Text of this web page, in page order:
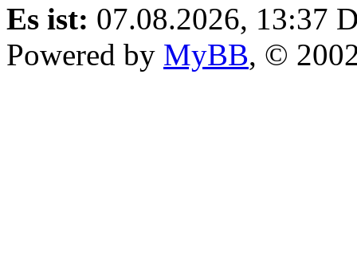
Es ist: 07.08.2026, 13:37
Powered by MyBB, ©